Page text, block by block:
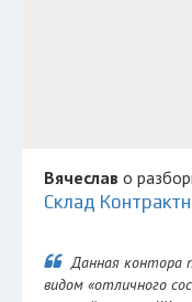
Вячеслав о
Склад
Данная контора
видом «отличного